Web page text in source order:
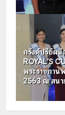
กรังด์ปรีซ์ผนึ
ROYAL’S
พระราชทาน
2563 ณ สน